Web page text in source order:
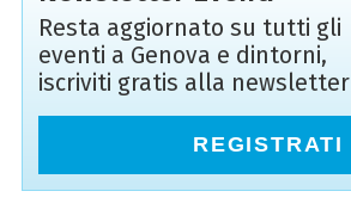
Resta aggiornato su tutti gli
eventi a Genova e dintorni,
iscriviti gratis alla newsletter
REGISTRATI